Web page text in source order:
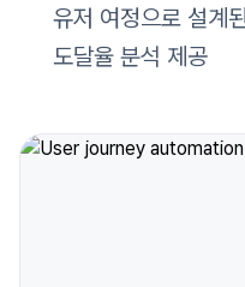
유저 여정으로 설계
도달율 분석 제공